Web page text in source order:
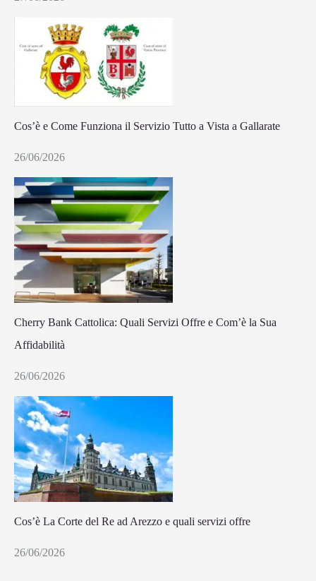
Cos’è e Come Funziona il Servizio Tutto a Vista a Gallarate
26/06/2026
Cherry Bank Cattolica: Quali Servizi Offre e Com’è la Sua
Affidabilità
26/06/2026
Cos’è La Corte del Re ad Arezzo e quali servizi offre
26/06/2026